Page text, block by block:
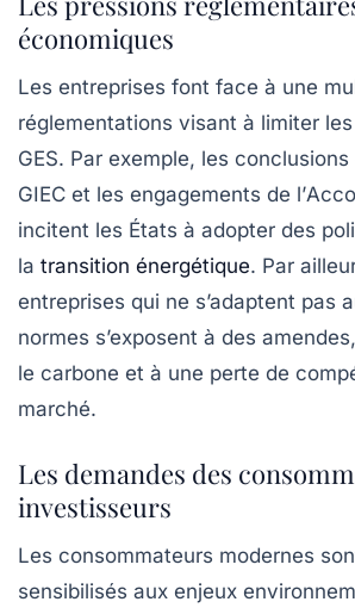
économiques
Les entreprises font face à une
réglementations visant à limiter
GES. Par exemple, les conclusions
GIEC et les engagements de l’
incitent les États à adopter des
la transition énergétique. Par
entreprises qui ne s’adaptent pas
normes s’exposent à des
le carbone et à une perte de
marché.
Les demandes des
investisseurs
Les consommateurs modernes
sensibilisés aux enjeux